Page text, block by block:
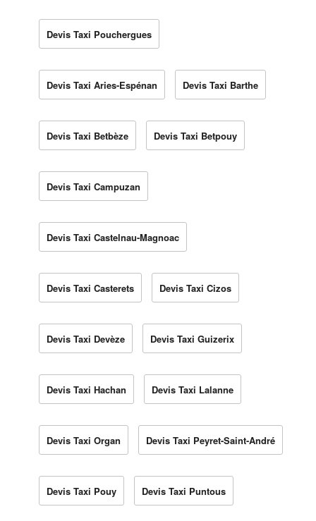
Devis Taxi Pouchergues
Devis Taxi Aries-Espénan Devis Taxi Barthe
Devis Taxi Betbèze Devis Taxi Betpouy
Devis Taxi Campuzan
Devis Taxi Castelnau-Magnoac
Devis Taxi Casterets Devis Taxi Cizos
Devis Taxi Devèze Devis Taxi Guizerix
Devis Taxi Hachan Devis Taxi Lalanne
Devis Taxi Organ Devis Taxi Peyret-Saint-André
Devis Taxi Pouy Devis Taxi Puntous